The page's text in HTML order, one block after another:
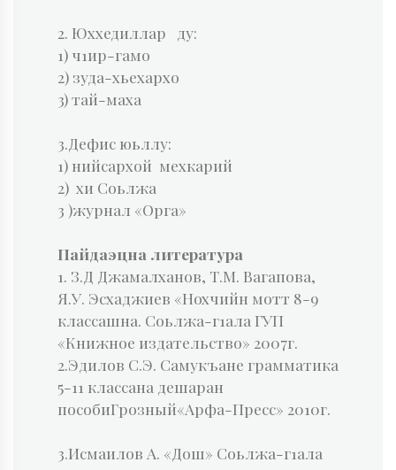
2. Юххедиллар ду:
1) ч1ир-гамо
2) зуда-хьехархо
3) тай-маха
3.Дефис юьллу:
1) нийсархой мехкарий
2) хи Соьлжа
3 )журнал «Орга»
Пайдаэцна литература
1. З.Д Джамалханов, Т.М. Вагапова,
Я.У. Эсхаджиев «Нохчийн мотт 8-9
классашна. Соьлжа-г1ала ГУП
«Книжное издательство» 2007г.
2.Эдилов С.Э. Самукъане грамматика
5-11 классана дешаран
пособиГрозный«Арфа-Пресс» 2010г.
3.Исмаилов А. «Дош» Соьлжа-г1ала